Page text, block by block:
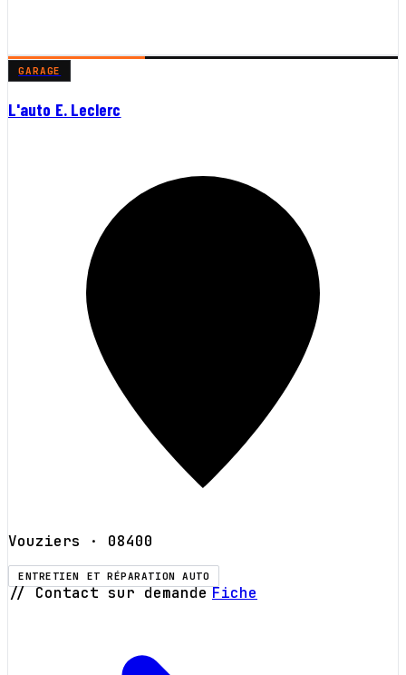
GARAGE
L'auto E. Leclerc
Vouziers · 08400
ENTRETIEN ET RÉPARATION AUTO
// Contact sur demande Fiche